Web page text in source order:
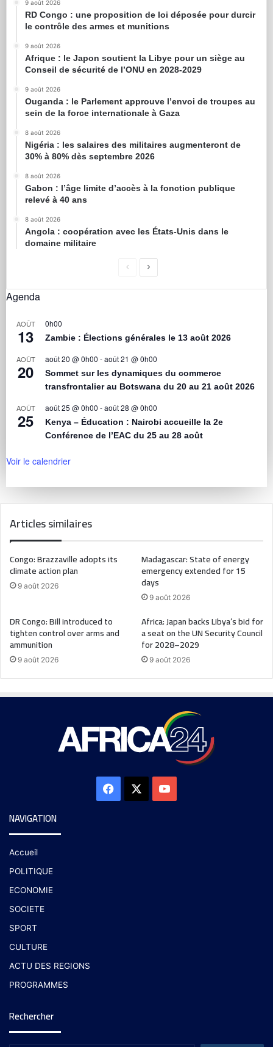
9 août 2026
RD Congo : une proposition de loi déposée pour durcir
le contrôle des armes et munitions
9 août 2026
Afrique : le Japon soutient la Libye pour un siège au
Conseil de sécurité de l’ONU en 2028-2029
9 août 2026
Ouganda : le Parlement approuve l’envoi de troupes au
sein de la force internationale à Gaza
8 août 2026
Nigéria : les salaires des militaires augmenteront de
30% à 80% dès septembre 2026
8 août 2026
Gabon : l’âge limite d’accès à la fonction publique
relevé à 40 ans
8 août 2026
Angola : coopération avec les États-Unis dans le
domaine militaire
Agenda
AOÛT
13
0h00
Zambie : Élections générales le 13 août 2026
AOÛT
20
août 20 @ 0h00 -août 21 @ 0h00
Sommet sur les dynamiques du commerce
transfrontalier au Botswana du 20 au 21 août 2026
AOÛT
25
août 25 @ 0h00 -août 28 @ 0h00
Kenya – Éducation : Nairobi accueille la 2e
Conférence de l’EAC du 25 au 28 août
Voir le calendrier
Articles similaires
Congo: Brazzaville adopts its
climate action plan
9 août 2026
Madagascar: State of energy
emergency extended for 15
days
9 août 2026
DR Congo: Bill introduced to
tighten control over arms and
ammunition
9 août 2026
Africa: Japan backs Libya’s bid for
a seat on the UN Security Council
for 2028–2029
9 août 2026
NAVIGATION
Accueil
POLITIQUE
ECONOMIE
SOCIETE
SPORT
CULTURE
ACTU DES REGIONS
PROGRAMMES
Rechercher